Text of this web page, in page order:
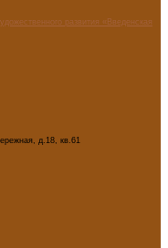
развития «Введенская
д.18, кв.61